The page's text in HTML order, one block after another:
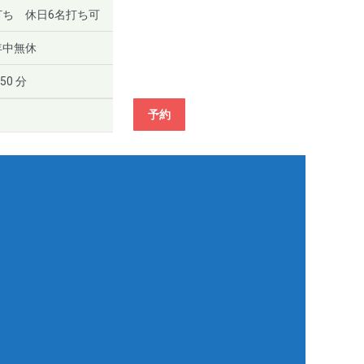
ち 休日6名打ち可
中無休
50 分
予約